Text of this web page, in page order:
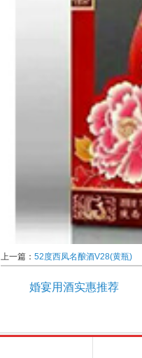
上一篇： 52度西凤名酿酒V28(黄瓶)
婚宴用酒实惠推荐